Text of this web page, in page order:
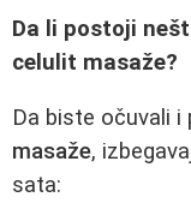
Da li postoji
celulit masaže?
Da biste očuvali
masaže,
sata: